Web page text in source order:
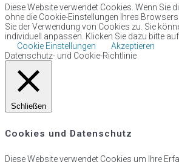
Diese Website verwendet Cookies. Wenn Sie
ohne die Cookie-Einstellungen Ihres
Sie der Verwendung von Cookies zu. Sie
individuell anpassen. Klicken Sie dazu bitte
Cookie Einstellungen
Akzeptieren
Datenschutz- und Cookie-Richtlinie
Schließen
Cookies und Datenschutz
Diese Website verwendet Cookies um Ihre